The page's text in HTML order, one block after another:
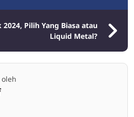
Pilih Yang Biasa atau
Liquid Metal?